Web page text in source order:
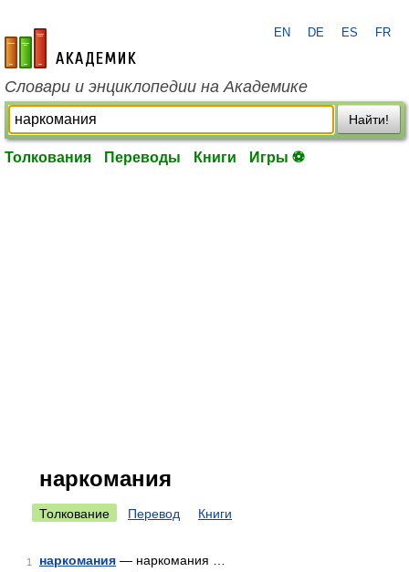
academic.ru
EN DE ES FR
Словари и энциклопедии на Академике
Найти!
Толкования Переводы Книги Игры ⚽
наркомания
Толкование Перевод Книги
1 наркомания — наркомания …